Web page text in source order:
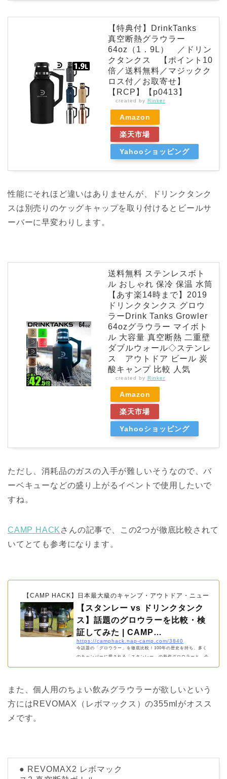
【特典付】DrinkTanks
真空断熱グラウラー
64oz（1．9L） ／ドリン
クタンクス 【ポイント10
倍／送料無料／マジックク
ロス付／お取寄せ】
【RCP】【p0413】
created by Rinker
Amazon
楽天市場
Yahooショッピング
性能にそれほど違いはありませんが、ドリンクタンク
スは別売りのケッグキャップを取り付けるとビールサ
ーバーに早変わりします。
送料無料 ステンレスボト
ル おしゃれ 保冷 保温 水筒
【あす楽14時まで】2019
ドリンクタンクス グロウ
ラーDrink Tanks Growler
64ozグラウラー マイボト
ル 大容量 真空断熱 二重壁
ダブルウォール◇ステンレ
ス アウトドア ビール 炭
酸キャンプ 比較 人気
created by Rinker
Amazon
楽天市場
Yahooショッピング
ただし、消耗品のガスの入手が難しいそうなので、バ
ーベキューなどの盛り上がるイベントで使用したいで
すね。
CAMP HACK さんの記事で、この2つが徹底比較されて
いてとても参考になります。
【CAMP HACK】日本最大級のキャンプ・アウトドア・ニュースマ
【スタンレー vs ドリンクタンク
ス】話題のグロウラーを比較・検
証してみた | CAMP…
https://camphack.nap-camp.com/3840
今話題の「グロウラー」を徹底比較！100年の歴史を持ち、多く
のキャンパーに愛される「スタンレー」の新作グロウラーと、今
また、個人用のちょい飲みグラウラーが欲しいという
方にはREVOMAX（レボマックス）の355mlがオスス
メです。
● REVOMAX2 レボマック